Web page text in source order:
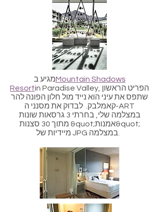
מגיע בMountain Shadows
Resortin Paradise Valley, הפריט הראשון
שתפס את עיני הוא נייד מול חלון הפונה להר
קאמלבק. לבדוק את מסנני ה-ART
במצלמה שלי, בחרתי 3 גרסאות שונות
מתוך 30 סצנות &quot;אמנות&quot;